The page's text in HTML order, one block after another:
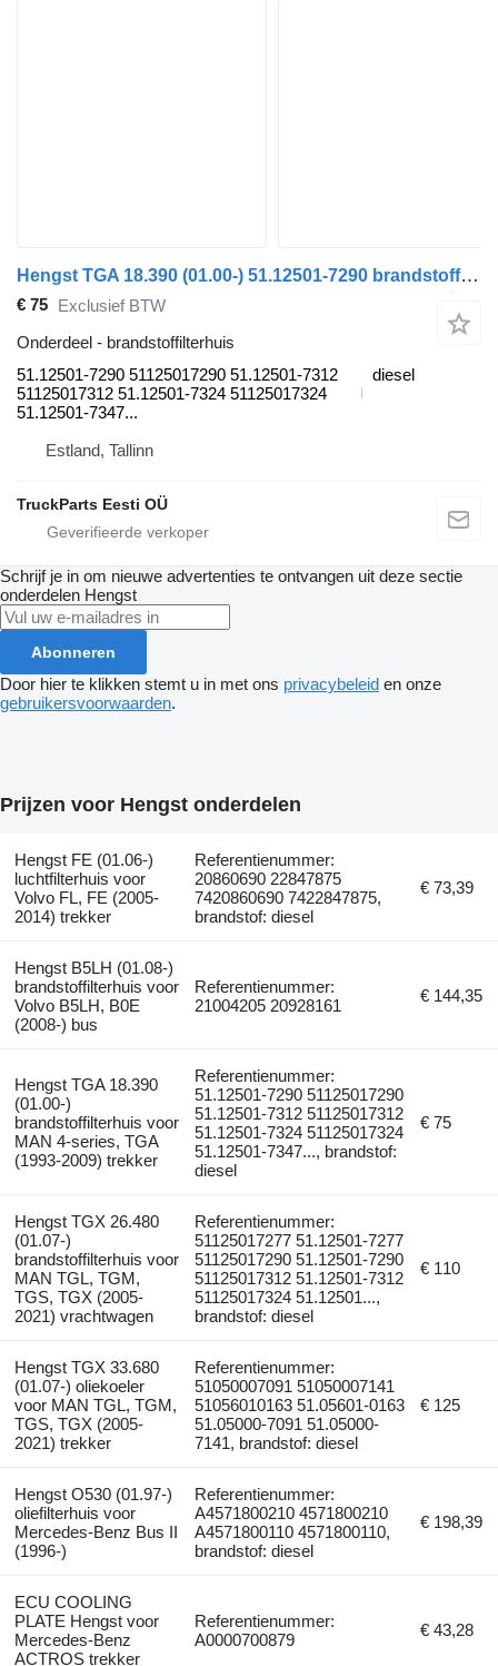
Hengst TGA 18.390 (01.00-) 51.12501-7290 brandstoffilterhuis voor MAN 4-series, TGA (1993-2009) trekker
€ 75 Exclusief BTW
Onderdeel - brandstoffilterhuis
51.12501-7290 51125017290 51.12501-7312
51125017312 51.12501-7324 51125017324
51.12501-7347...
diesel
Estland, Tallinn
TruckParts Eesti OÜ
Schrijf je in om nieuwe advertenties te ontvangen uit deze sectie
onderdelen Hengst
Abonneren
Door hier te klikken stemt u in met ons privacybeleid en onze
gebruikersvoorwaarden.
Prijzen voor Hengst onderdelen
Hengst FE (01.06-)
luchtfilterhuis voor
Volvo FL, FE (2005-
2014) trekker
Referentienummer:
20860690 22847875
7420860690 7422847875,
brandstof: diesel
€ 73,39
Hengst B5LH (01.08-)
brandstoffilterhuis voor
Volvo B5LH, B0E
(2008-) bus
Referentienummer:
21004205 20928161
€ 144,35
Hengst TGA 18.390
(01.00-)
brandstoffilterhuis voor
MAN 4-series, TGA
(1993-2009) trekker
Referentienummer:
51.12501-7290 51125017290
51.12501-7312 51125017312
51.12501-7324 51125017324
51.12501-7347..., brandstof:
diesel
€ 75
Hengst TGX 26.480
(01.07-)
brandstoffilterhuis voor
MAN TGL, TGM,
TGS, TGX (2005-
2021) vrachtwagen
Referentienummer:
51125017277 51.12501-7277
51125017290 51.12501-7290
51125017312 51.12501-7312
51125017324 51.12501...,
brandstof: diesel
€ 110
Hengst TGX 33.680
(01.07-) oliekoeler
voor MAN TGL, TGM,
TGS, TGX (2005-
2021) trekker
Referentienummer:
51050007091 51050007141
51056010163 51.05601-0163
51.05000-7091 51.05000-
7141, brandstof: diesel
€ 125
Hengst O530 (01.97-)
oliefilterhuis voor
Mercedes-Benz Bus II
(1996-)
Referentienummer:
A4571800210 4571800210
A4571800110 4571800110,
brandstof: diesel
€ 198,39
ECU COOLING
PLATE Hengst voor
Mercedes-Benz
ACTROS trekker
Referentienummer:
A0000700879
€ 43,28